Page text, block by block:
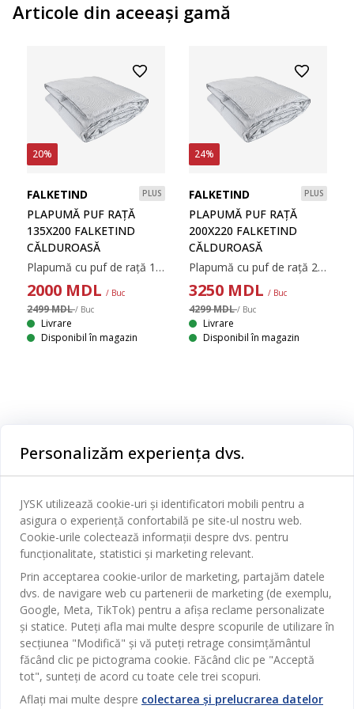
Articole din aceeaşi gamă
20%
FALKETIND PLUS
PLAPUMĂ PUF RAȚĂ
135X200 FALKETIND
CĂLDUROASĂ
Plapumă cu puf de rață 135x200 cm. Umplutură din 90% puf de rață /10% pene de rață, 750 g. Țesătură din 100% bumbac. Construcție sub formă de cutie, cu pereți verticali, ce asigură o bună izolare termică și nu permite pătrunderea aerului rece. Calitatea umpluturii 550. Temperatură spălare: 60°C. Incl. pungă pentru depozitare.
2000 MDL / Buc
2499 MDL/ Buc
Livrare
Disponibil în magazin
24%
FALKETIND PLUS
PLAPUMĂ PUF RAȚĂ
200X220 FALKETIND
CĂLDUROASĂ
Plapumă cu puf de rață 200x220 cm. Umplutură din 90% puf de rață /10% pene de rață, 1250 g. Țesătură din 100% bumbac. Construcție sub formă de cutie, cu pereți verticali, ce asigură o bună izolare termică și nu permite pătrunderea aerului rece. Calitatea umpluturii 550. Temperatură spălare: 60°C. Incl. pungă pentru depozitare.
3250 MDL / Buc
4299 MDL/ Buc
Livrare
Disponibil în magazin
Baie
Birou
Sufragerie
Bucătărie
Depozitare
Perdele
Grădină
Pentru casă
Contact Relații Clienți
Magazine și program
Broșură
Termeni si conditii vânzări online
Garantia prețului
Garanția Produselor
Politica de confidentialitate
JYSK
Despre JYSK
JYSK.com
Presă
Locuri de muncă
SEDIU CENTRAL
TAROL-DD S.R.L. str. Jubiliara, 41A mun. Chișinău, Republica
Moldova
JYSK BUSINESS TO BUSINESS
Vânzări și relații clienți persoane juridice
Telefon: 060 531 531
JYSK RELAȚII CLIENȚI
Contact Relații Clienți
Telefon: 022 022 030
E-mail: support@jysk.md
Urmărește Jysk
Personalizăm experiența dvs.
JYSK utilizează cookie-uri și identificatori mobili pentru a
asigura o experiență confortabilă pe site-ul nostru web.
Cookie-urile colectează informații despre dvs. pentru
funcționalitate, statistici și marketing relevant.
Prin acceptarea cookie-urilor de marketing, partajăm datele
dvs. de navigare web cu partenerii de marketing (de exemplu,
Google, Meta, TikTok) pentru a afișa reclame personalizate
și statice. Puteți afla mai multe despre scopurile de utilizare în
secțiunea "Modifică" și vă puteți retrage consimțământul
făcând clic pe pictograma cookie. Făcând clic pe "Acceptă
tot", sunteți de acord cu toate cele trei scopuri.
Aflați mai multe despre colectarea și prelucrarea datelor